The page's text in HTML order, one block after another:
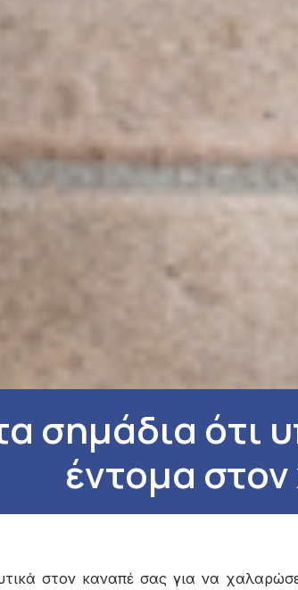
σημάδια ότι
έντομα
στον καναπέ σας για να